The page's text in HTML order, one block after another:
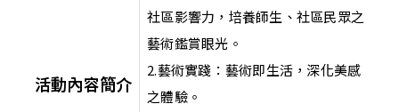
活動內容簡介
社區影響力，培養師生、社區民眾之
藝術鑑賞眼光。
2.藝術實踐：藝術即生活，深化美感
之體驗。